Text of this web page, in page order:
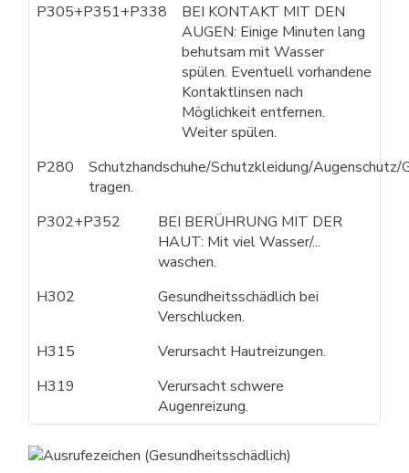
P305+P351+P338
BEI KONTAKT MIT DEN
AUGEN: Einige Minuten lang
behutsam mit Wasser
spülen. Eventuell vorhandene
Kontaktlinsen nach
Möglichkeit entfernen.
Weiter spülen.
P280
Schutzhandschuhe/Schutzkleidung/Augenschutz/
tragen.
P302+P352
BEI BERÜHRUNG MIT DER
HAUT: Mit viel Wasser/...
waschen.
H302
Gesundheitsschädlich bei
Verschlucken.
H315
Verursacht Hautreizungen.
H319
Verursacht schwere
Augenreizung.